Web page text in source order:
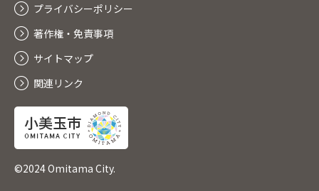
プライバシーポリシー
著作権・免責事項
サイトマップ
関連リンク
©2024 Omitama City.